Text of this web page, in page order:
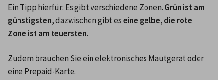
Ein Tipp hierfür: Es gibt verschiedene Zonen. Grün ist am
günstigsten, dazwischen gibt es eine gelbe, die rote
Zone ist am teuersten
Zudem brauchen Sie ein elektronisches Mautgerät oder
eine Prepaid-Karte.